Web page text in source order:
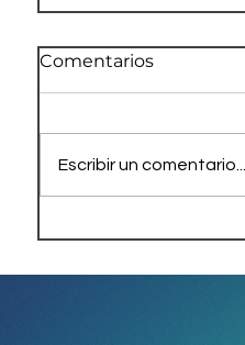
presidente Lasso
Comentarios
Escribir un comentario...